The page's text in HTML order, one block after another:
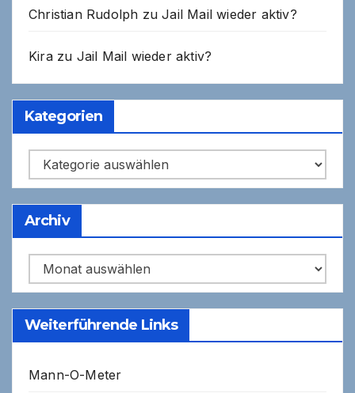
Christian Rudolph zuJail Mail wieder aktiv?
Kirazu Jail Mail wieder aktiv?
Kategorien
Kategorien
Archiv
Archiv
Weiterführende Links
Mann-O-Meter